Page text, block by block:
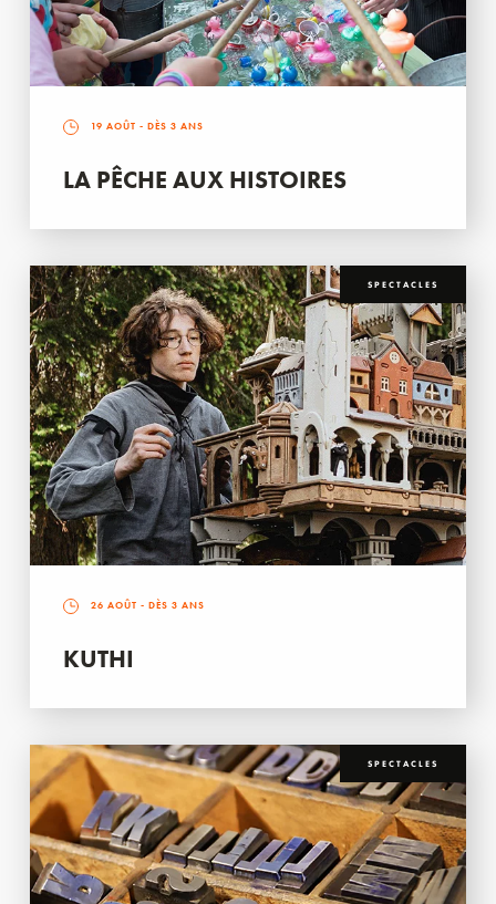
19 AOÛT - DÈS 3 ANS
LA PÊCHE AUX HISTOIRES
SPECTACLES
26 AOÛT - DÈS 3 ANS
KUTHI
SPECTACLES